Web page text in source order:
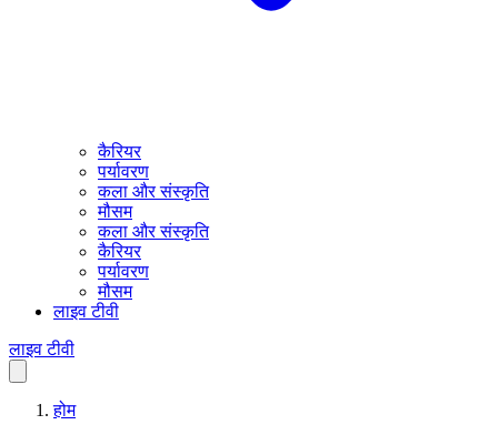
कैरियर
पर्यावरण
कला और संस्कृति
मौसम
कला और संस्कृति
कैरियर
पर्यावरण
मौसम
लाइव टीवी
लाइव टीवी
होम